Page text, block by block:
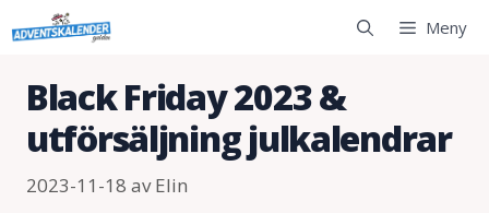
Hoppa
till
Meny
Black Friday 2023 &
utförsäljning julkalendrar
2023-11-18 avElin